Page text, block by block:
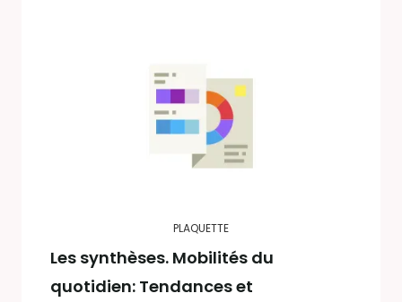
PLAQUETTE
Les synthèses. Mobilités du
quotidien: Tendances et